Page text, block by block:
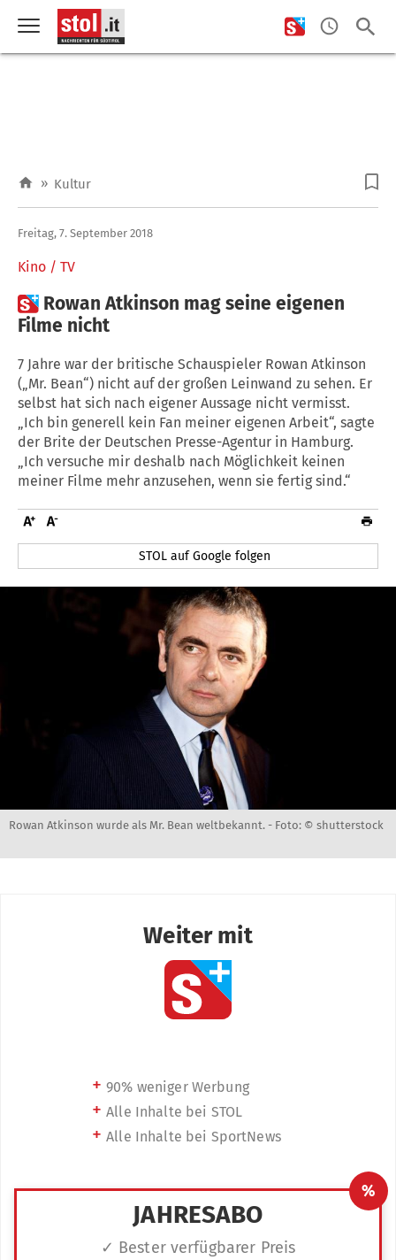
» Kultur
Kino / TV
Freitag, 7. September 2018
 Rowan Atkinson mag seine eigenen
Filme nicht
7 Jahre war der britische Schauspieler Rowan Atkinson
(„Mr. Bean“) nicht auf der großen Leinwand zu sehen. Er
selbst hat sich nach eigener Aussage nicht vermisst.
„Ich bin generell kein Fan meiner eigenen Arbeit“, sagte
der Brite der Deutschen Presse-Agentur in Hamburg.
„Ich versuche mir deshalb nach Möglichkeit keinen
meiner Filme mehr anzusehen, wenn sie fertig sind.“
STOL auf Google folgen
Rowan Atkinson wurde als Mr. Bean weltbekannt. - Foto: © shutterstock